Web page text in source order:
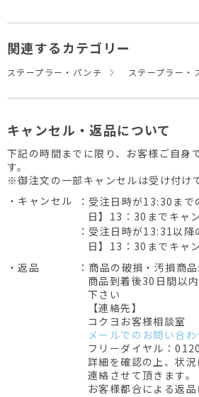
関連するカテゴリー
ステープラー・パンチ ステープラー・
キャンセル・返品について
下記の時間までに限り、お客様ご自身
す。
※御注文の一部キャンセルは受け付け
・キャンセル
：受注日時が13:30ま
日】13：30までキャ
：受注日時が13:31以
日】13：30までキャ
・返品
：商品の破損・汚損商
商品到着後30日間以
下さい
【連絡先】
コクヨお客様相談室
メールでのお問い合わ
フリーダイヤル：
詳細を確認の上、状
連絡させて頂きます。
お客様都合による返品